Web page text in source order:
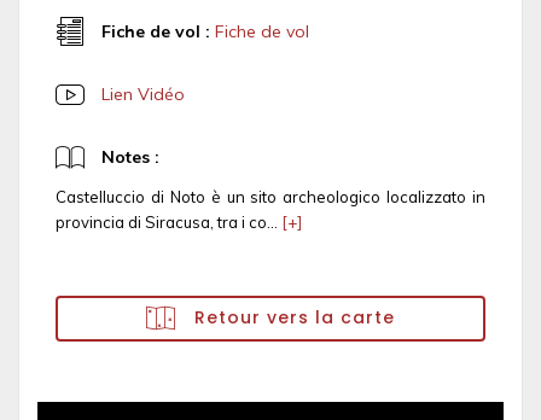
Fiche de vol : Fiche de vol
Lien Vidéo
Notes :
Castelluccio di Noto è un sito archeologico localizzato in
provincia di Siracusa, tra i co... [+]
Retour vers la carte